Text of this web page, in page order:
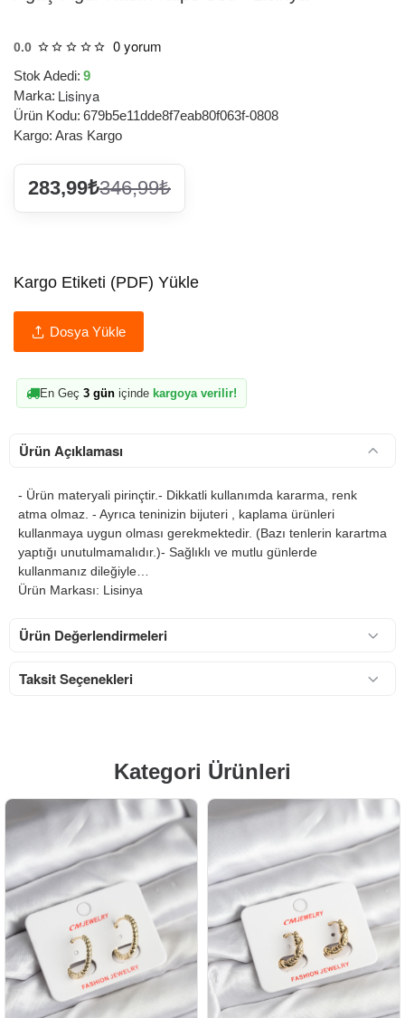
0.0 0 yorum
Stok Adedi: 9
Marka: Lisinya
Ürün Kodu: 679b5e11dde8f7eab80f063f-0808
Kargo: Aras Kargo
283,99₺346,99₺
Kargo Etiketi (PDF) Yükle
Dosya Yükle
En Geç 3 gün içinde kargoya verilir!
Ürün Açıklaması
- Ürün materyali pirinçtir.- Dikkatli kullanımda kararma, renk
atma olmaz. - Ayrıca teninizin bijuteri , kaplama ürünleri
kullanmaya uygun olması gerekmektedir. (Bazı tenlerin karartma
yaptığı unutulmamalıdır.)- Sağlıklı ve mutlu günlerde
kullanmanız dileğiyle…
Ürün Markası: Lisinya
Ürün Değerlendirmeleri
Taksit Seçenekleri
Kategori Ürünleri